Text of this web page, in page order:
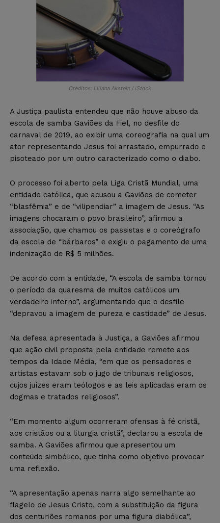
Créditos: Liliana Akstein / iStock
A Justiça paulista entendeu que não houve abuso da
escola de samba Gaviões da Fiel, no desfile do
carnaval de 2019, ao exibir uma coreografia na qual um
ator representando Jesus foi arrastado, empurrado e
pisoteado por um outro caracterizado como o diabo.
O processo foi aberto pela Liga Cristã Mundial, uma
entidade católica, que acusou a Gaviões de cometer
“blasfêmia” e de “vilipendiar” a imagem de Jesus. “As
imagens chocaram o povo brasileiro”, afirmou a
associação, que chamou os passistas e o coreógrafo
da escola de “bárbaros” e exigiu o pagamento de uma
indenização de R$ 5 milhões.
De acordo com a entidade, “A escola de samba tornou
o período da quaresma de muitos católicos um
verdadeiro inferno”, argumentando que o desfile
“depravou a imagem de pureza e castidade” de Jesus.
Na defesa apresentada à Justiça, a Gaviões afirmou
que ação civil proposta pela entidade remete aos
tempos da Idade Média, “em que os pensadores e
artistas estavam sob o jugo de tribunais religiosos,
cujos juízes eram teólogos e as leis aplicadas eram os
dogmas e tratados religiosos”.
“Em momento algum ocorreram ofensas à fé cristã,
aos cristãos ou a liturgia cristã”, declarou a escola de
samba. A Gaviões afirmou que apresentou um
conteúdo simbólico, que tinha como objetivo provocar
uma reflexão.
“A apresentação apenas narra algo semelhante ao
flagelo de Jesus Cristo, com a substituição da figura
dos centuriões romanos por uma figura diabólica”,